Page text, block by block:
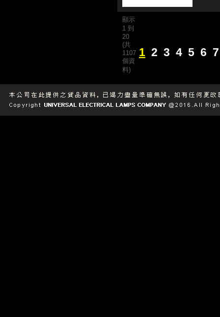
顯示
1 到
20
(共
1107
個資
料)
1 2 3 4 5 6 7